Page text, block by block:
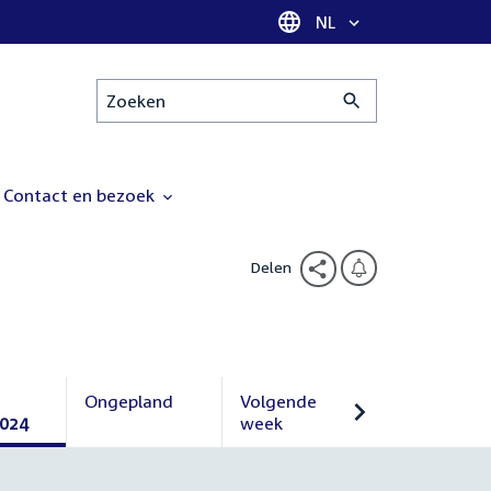
Taal selectie
NL
Zoeken
Contact en bezoek
Delen
Ongepland
Volgende
week
Volgende